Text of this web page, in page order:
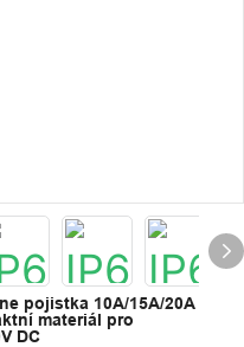
pojistka 10A/15A/20A
materiál pro
DC